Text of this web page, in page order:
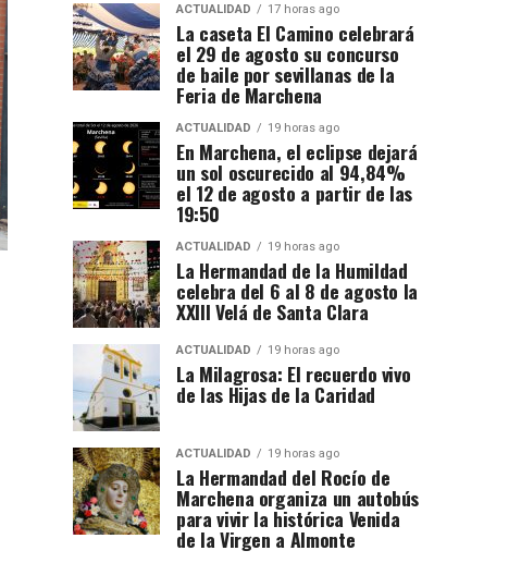
ACTUALIDAD 17 horas ago
La caseta El Camino celebrará
el 29 de agosto su concurso
de baile por sevillanas de la
Feria de Marchena
ACTUALIDAD 19 horas ago
En Marchena, el eclipse dejará
un sol oscurecido al 94,84%
el 12 de agosto a partir de las
19:50
ACTUALIDAD 19 horas ago
La Hermandad de la Humildad
celebra del 6 al 8 de agosto la
XXIII Velá de Santa Clara
ACTUALIDAD 19 horas ago
La Milagrosa: El recuerdo vivo
de las Hijas de la Caridad
ACTUALIDAD 19 horas ago
La Hermandad del Rocío de
Marchena organiza un autobús
para vivir la histórica Venida
de la Virgen a Almonte